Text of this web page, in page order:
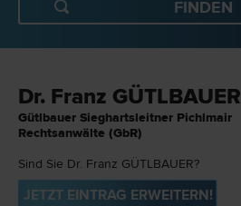
Dr. Franz GÜTLBAUER
Gütlbauer Sieghartsleitner Pichlmair
Rechtsanwälte (GbR)
Sind Sie Dr. Franz GÜTLBAUER?
JETZT EINTRAG ERWEITERN!